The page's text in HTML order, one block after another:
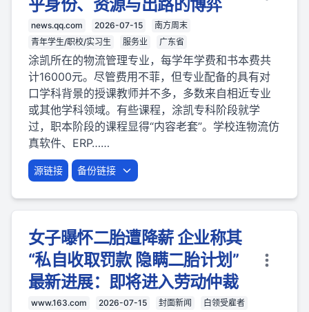
乎身份、资源与出路的博弈
news.qq.com 2026-07-15
南方周末
青年学生/职校/实习生
服务业 广东省
涂凯所在的物流管理专业，每学年学费和书本费共
计16000元。尽管费用不菲，但专业配备的具有对
口学科背景的授课教师并不多，多数来自相近专业
或其他学科领域。有些课程，涂凯专科阶段就学
过，职本阶段的课程显得“内容老套”。学校连物流仿
真软件、ERP……
源链接 备份链接
女子曝怀二胎遭降薪 企业称其
“私自收取罚款 隐瞒二胎计划”
最新进展：即将进入劳动仲裁
www.163.com 2026-07-15 封面新闻 白领受雇者